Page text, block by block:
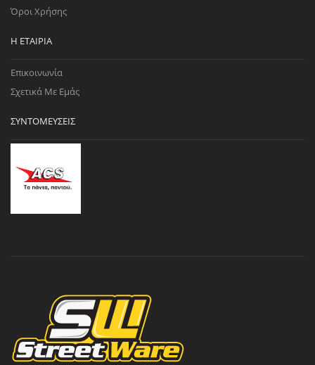
Όροι Χρήσης
Η ΕΤΑΙΡΊΑ
Επικοινωνία
Σχετικά Με Εμάς
ΣΥΝΤΟΜΕΎΣΕΙΣ